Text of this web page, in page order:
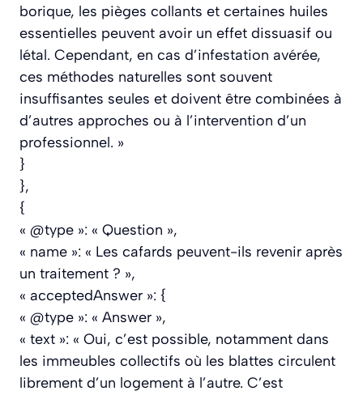
borique, les pièges collants et certaines huiles
essentielles peuvent avoir un effet dissuasif ou
létal. Cependant, en cas d’infestation avérée,
ces méthodes naturelles sont souvent
insuffisantes seules et doivent être combinées à
d’autres approches ou à l’intervention d’un
professionnel. »
}
},
{
« @type »: « Question »,
« name »: « Les cafards peuvent-ils revenir après
un traitement ? »,
« acceptedAnswer »: {
« @type »: « Answer »,
« text »: « Oui, c’est possible, notamment dans
les immeubles collectifs où les blattes circulent
librement d’un logement à l’autre. C’est